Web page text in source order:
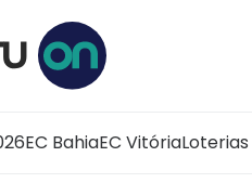
EC BahiaEC VitóriaLoterias